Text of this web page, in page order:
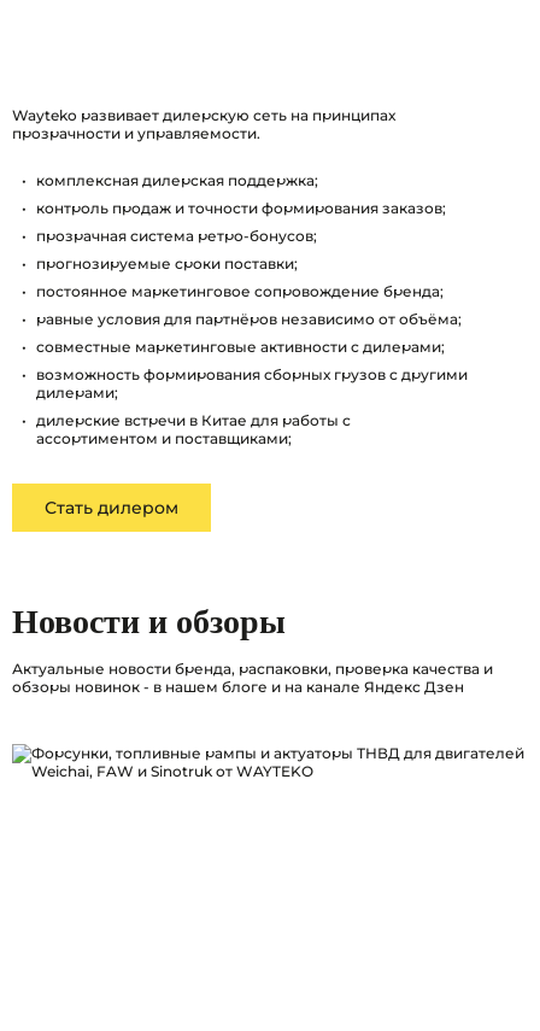
Стать дилером
Wayteko развивает дилерскую сеть на принципах
прозрачности и управляемости.
комплексная дилерская поддержка;
контроль продаж и точности формирования заказов;
прозрачная система ретро-бонусов;
прогнозируемые сроки поставки;
постоянное маркетинговое сопровождение бренда;
равные условия для партнёров независимо от объёма;
совместные маркетинговые активности с дилерами;
возможность формирования сборных грузов с другими
дилерами;
дилерские встречи в Китае для работы с
ассортиментом и поставщиками;
Новости и обзоры
Актуальные новости бренда, распаковки, проверка качества и
обзоры новинок - в нашем блоге и на канале Яндекс Дзен